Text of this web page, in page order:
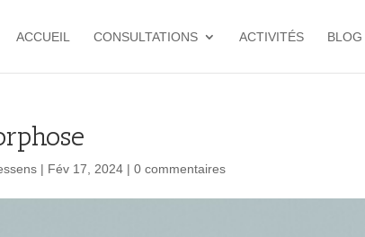
ACCUEIL CONSULTATIONS ACTIVITÉS BLOG
| Fév 17, 2024 |0 commentaires